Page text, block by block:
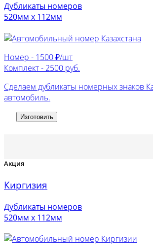
Дубликаты номеров
520мм х 112мм
Номер - 1500 ₽/шт
Комплект - 2500 руб.
Сделаем дубликаты номерных знаков
автомобиль.
Изготовить
Акция
Киргизия
Дубликаты номеров
520мм х 112мм